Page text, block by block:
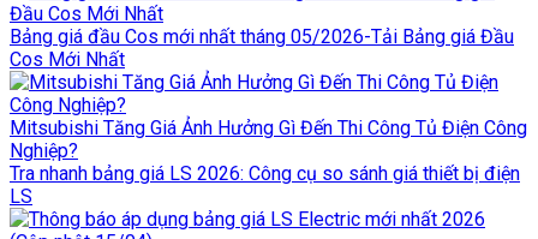
Bảng giá đầu Cos mới nhất tháng 05/2026-Tải Bảng giá Đầu
Cos Mới Nhất
Mitsubishi Tăng Giá Ảnh Hưởng Gì Đến Thi Công Tủ Điện Công
Nghiệp?
Tra nhanh bảng giá LS 2026: Công cụ so sánh giá thiết bị điện
LS